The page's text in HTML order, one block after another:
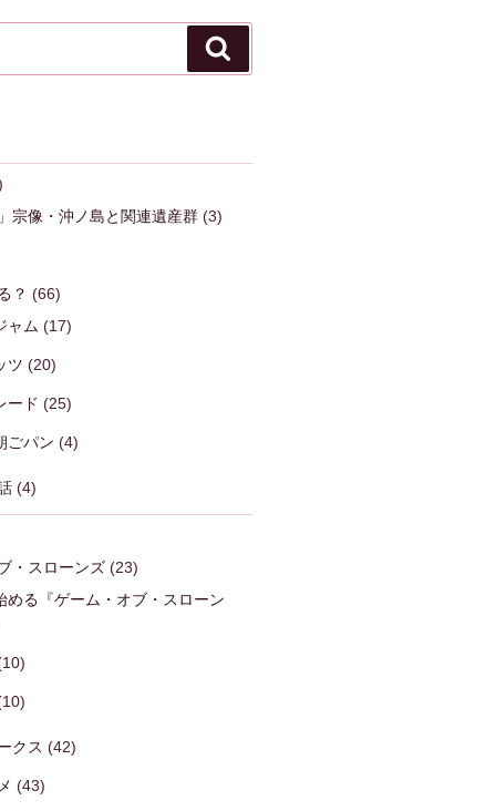
索
宗像・沖ノ島と関連遺産群(3)
？ (66)
ャム (17)
ツ (20)
ード (25)
ごパン (4)
(4)
・スローンズ(23)
める『ゲーム・オブ・スローン
クス (42)
(43)